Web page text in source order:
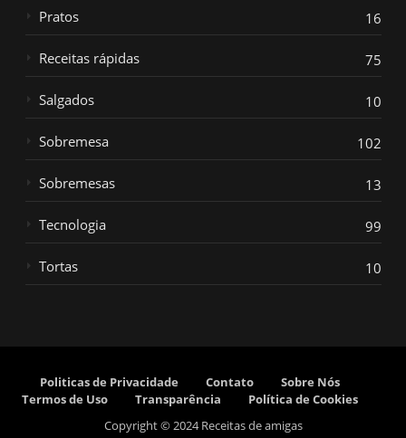
Pratos 16
Receitas rápidas 75
Salgados 10
Sobremesa 102
Sobremesas 13
Tecnologia 99
Tortas 10
Politicas de Privacidade Contato
Sobre Nós
Termos de Uso
Transparência
Política de Cookies
Copyright © 2024 Receitas de amigas